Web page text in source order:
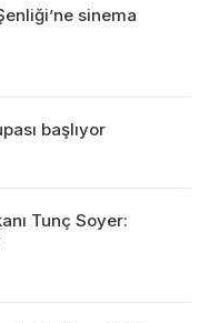
sinema
başlıyor
Tunç Soyer: